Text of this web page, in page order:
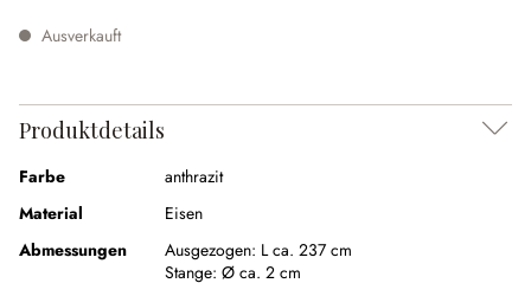
Ausverkauft
Produktdetails
Farbe
anthrazit
Material
Eisen
Abmessungen
Ausgezogen: L ca. 237 cm
Stange: Ø ca. 2 cm